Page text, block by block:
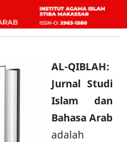
AL-QIBLAH:
Jurnal Studi
Islam dan
Bahasa Arab
adalah